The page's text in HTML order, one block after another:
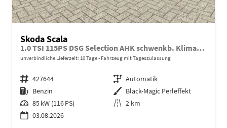
Skoda Scala
1.0 TSI 115PS DSG Selection AHK schwenkb. Klimaautomatik Sitzheizung PDC Rückf.Kamera Apple CarPlay Android Auto
unverbindliche Lieferzeit: 10 Tage Fahrzeug mit Tageszulassung
Fahrzeugnr. 427644 Getriebe Automatik
Kraftstoff Benzin Außenfarbe Black-Magic Perleffekt
Leistung 85 kW (116 PS) Kilometerstand 2 km
03.08.2026